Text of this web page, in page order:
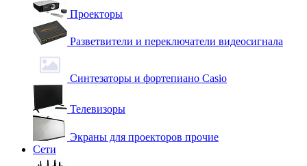
Проекторы
Разветвители и переключатели видеосигнала
Синтезаторы и фортепиано Casio
Телевизоры
Экраны для проекторов прочие
Сети